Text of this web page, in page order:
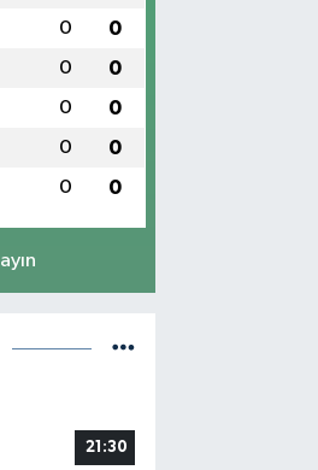
0 0
0 0
0 0
0 0
0 0
21:30